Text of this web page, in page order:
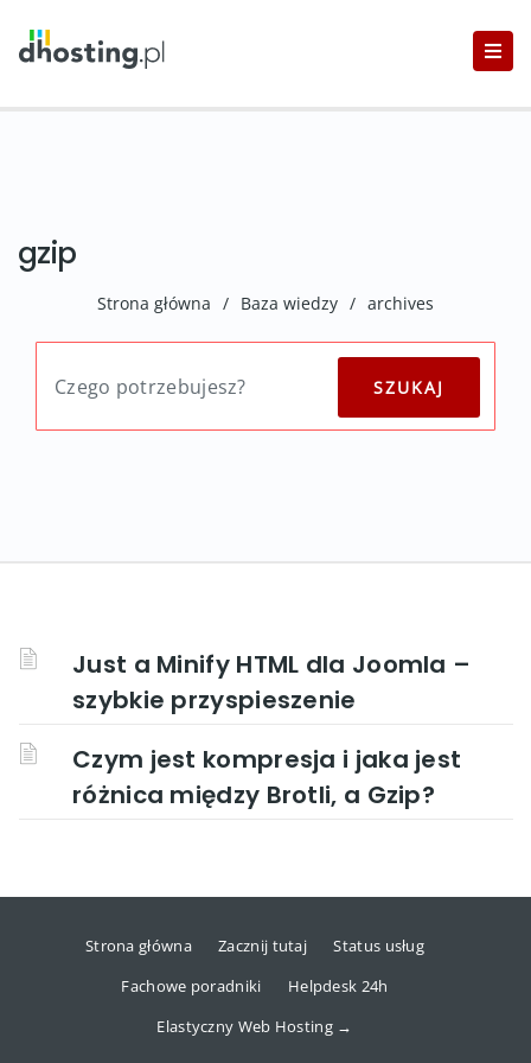
gzip
Strona główna / Baza wiedzy / archives
Just a Minify HTML dla Joomla –
szybkie przyspieszenie
Czym jest kompresja i jaka jest
różnica między Brotli, a Gzip?
Strona główna Zacznij tutaj
Status usług
Fachowe poradniki
Helpdesk 24h
Elastyczny Web Hosting →